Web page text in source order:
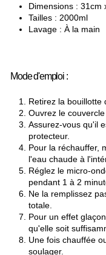
Dimensions : 31cm
Tailles : 2000ml
Lavage : À la main
Mode d'emploi :
Retirez la bouillotte
Ouvrez le
Assurez-vous qu'il
protecteur.
Pour la réchauffer,
l'eau chaude à
Réglez le micro-
pendant 1 à 2
Ne la remplissez
totale.
Pour un effet
qu'elle soit
Une fois chauffée
soulager.